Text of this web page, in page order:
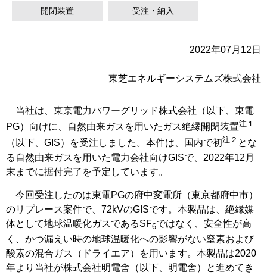
開閉装置 受注・納入
2022年07月12日
東芝エネルギーシステムズ株式会社
当社は、東京電力パワーグリッド株式会社（以下、東電
PG）向けに、自然由来ガスを用いたガス絶縁開閉装置注１
（以下、GIS）を受注しました。本件は、国内で初注２ とな
る自然由来ガスを用いた電力会社向けGISで、2022年12月
末までに据付完了を予定しています。
今回受注したのは東電PGの府中変電所（東京都府中市）
のリプレース案件で、72kVのGISです。本製品は、絶縁媒
体として地球温暖化ガスであるSF6ではなく、安全性が高
く、かつ漏えい時の地球温暖化への影響がない窒素および
酸素の混合ガス（ドライエア）を用います。本製品は2020
年より当社が株式会社明電舎（以下、明電舎）と進めてき